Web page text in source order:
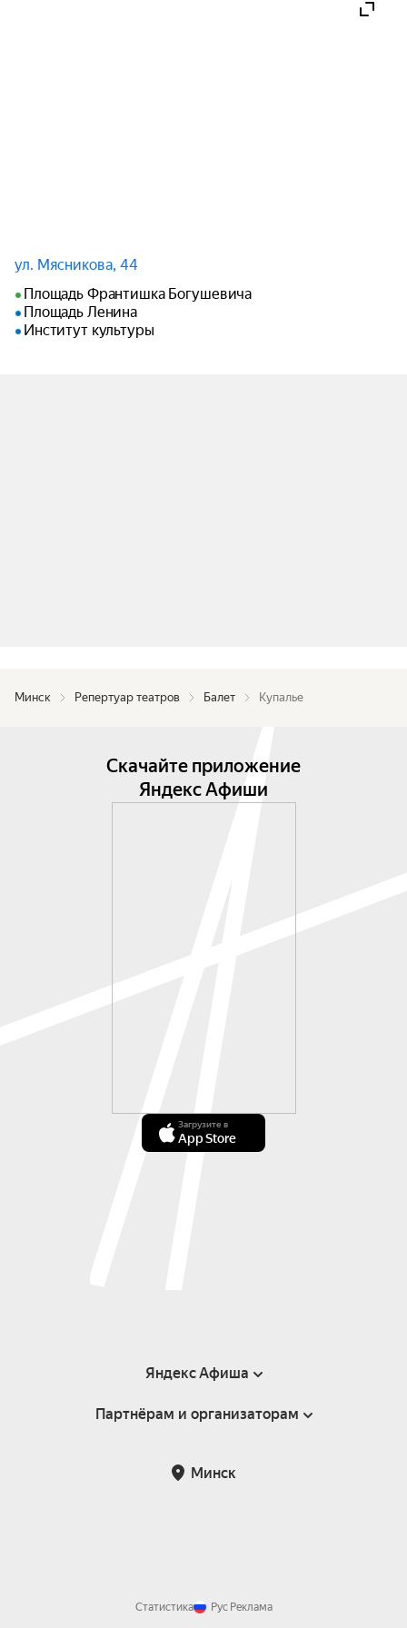
ул. Мясникова, 44
Площадь Франтишка Богушевича
Площадь Ленина
Институт культуры
Минск Репертуар театров Балет Купалье
Скачайте приложение
Яндекс Афиши
Загрузите в
App Store
Яндекс Афиша
Справка
Партнёрам и организаторам
Минск
Статистика Рус Реклама